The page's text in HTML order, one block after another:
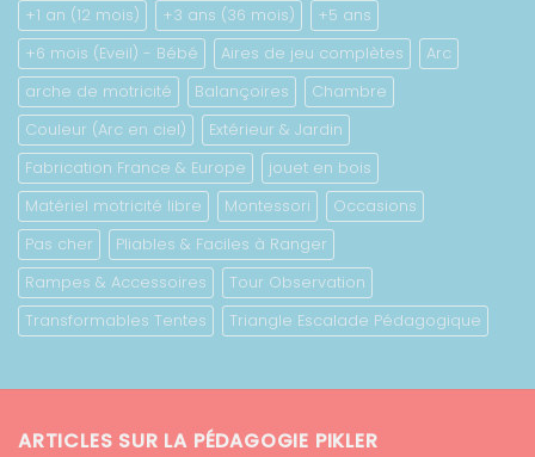
+1 an (12 mois) +3 ans (36 mois)
+5 ans
+6 mois (Eveil) - Bébé
Aires de jeu complètes
Arc
arche de motricité
Balançoires
Chambre
Couleur (Arc en ciel)
Extérieur & Jardin
Fabrication France & Europe
jouet en bois
Matériel motricité libre
Montessori
Occasions
Pas cher
Pliables & Faciles à Ranger
Rampes & Accessoires
Tour Observation
Transformables Tentes
Triangle Escalade Pédagogique
ARTICLES SUR LA PÉDAGOGIE PIKLER